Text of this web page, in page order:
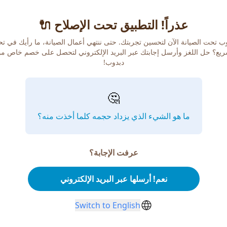
عذراً! التطبيق تحت الإصلاح 🔌
تحت الصيانة الآن لتحسين تجربتك. حتى ننتهي أعمال الصيانة، ما رأيك في
حل اللغز وأرسل إجابتك عبر البريد الإلكتروني لتحصل على خصم خاص
دبدوب!
🤔
ما هو الشيء الذي يزداد حجمه كلما أخذت منه؟
عرفت الإجابة؟
نعم! أرسلها عبر البريد الإلكتروني
Switch to English